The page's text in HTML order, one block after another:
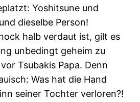
Yoshitsune und
dieselbe Person!
halb verdaut ist, gilt es
unbedingt geheim zu
Tsubakis Papa. Denn
Was hat die Hand
seiner Tochter verloren?!